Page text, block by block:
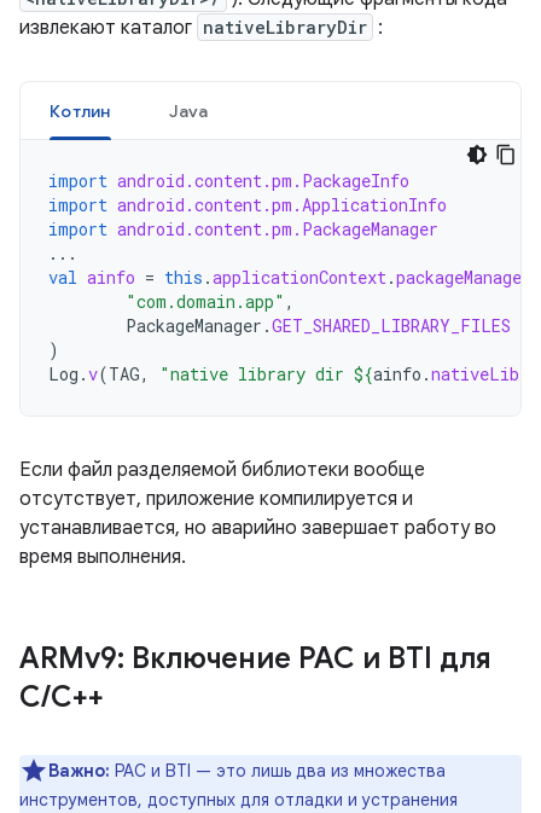
извлекают каталог nativeLibraryDir :
Котлин Java
import android.content.pm.PackageInfo
import android.content.pm.ApplicationInfo
import android.content.pm.PackageManager
...
val ainfo = this .applicationContext.packageManager
"com.domain.app" ,
PackageManager .GET_SHARED_LIBRARY_FILES
)
Log .v(TAG, "native library dir ${ainfo .
Если файл разделяемой библиотеки вообще
отсутствует, приложение компилируется и
устанавливается, но аварийно завершает работу во
время выполнения.
ARMv9: Включение PAC и BTI для
C/C++
Важно: PAC и BTI — это лишь два из множества
инструментов, доступных для отладки и устранения